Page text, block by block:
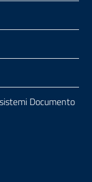
Documento